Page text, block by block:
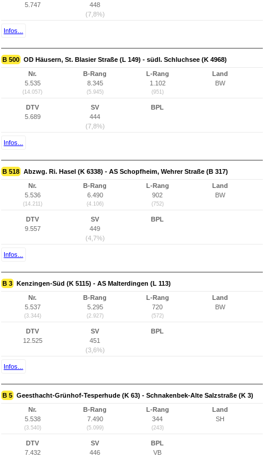
5.747
448
(7,8%)
Infos...
B 500 OD Häusern, St. Blasier Straße (L 149) - südl. Schluchsee (K 4968)
Nr.
5.535
(14.057)
B-Rang
8.345
(5.945)
L-Rang
1.102
(951)
Land
BW
DTV
5.689
SV
444
(7,8%)
BPL
Infos...
B 518 Abzwg. Ri. Hasel (K 6338) - AS Schopfheim, Wehrer Straße (B 317)
Nr.
5.536
(14.211)
B-Rang
6.490
(4.106)
L-Rang
902
(752)
Land
BW
DTV
9.557
SV
449
(4,7%)
BPL
Infos...
B 3 Kenzingen-Süd (K 5115) - AS Malterdingen (L 113)
Nr.
5.537
(3.344)
B-Rang
5.295
(2.927)
L-Rang
720
(572)
Land
BW
DTV
12.525
SV
451
(3,6%)
BPL
Infos...
B 5 Geesthacht-Grünhof-Tesperhude (K 63) - Schnakenbek-Alte Salzstraße (K 3)
Nr.
5.538
(3.540)
B-Rang
7.490
(5.099)
L-Rang
344
(243)
Land
SH
DTV
7.432
SV
446
BPL
VB